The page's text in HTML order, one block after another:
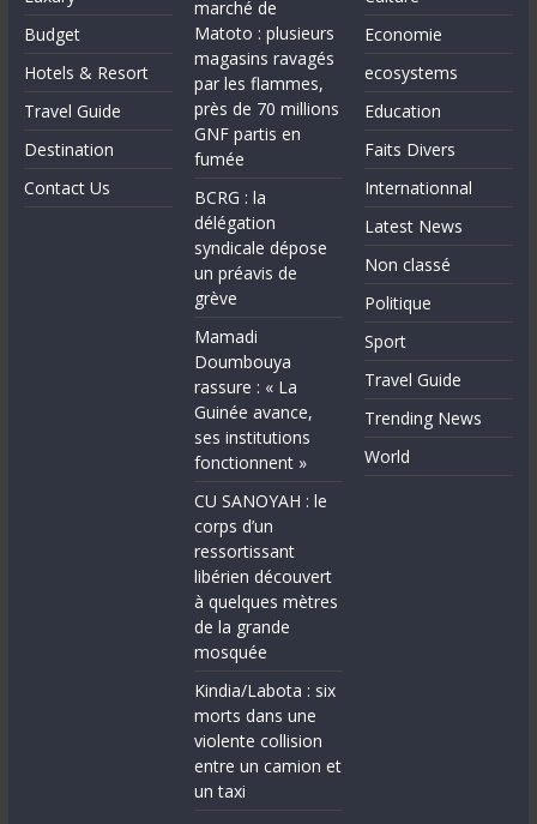
Budget
Hotels & Resort
Travel Guide
Destination
Contact Us
marché de
Matoto : plusieurs
magasins ravagés
par les flammes,
près de 70 millions
GNF partis en
fumée
BCRG : la
délégation
syndicale dépose
un préavis de
grève
Mamadi
Doumbouya
rassure : « La
Guinée avance,
ses institutions
fonctionnent »
CU SANOYAH : le
corps d’un
ressortissant
libérien découvert
à quelques mètres
de la grande
mosquée
Kindia/Labota : six
morts dans une
violente collision
entre un camion et
un taxi
Economie
ecosystems
Education
Faits Divers
Internationnal
Latest News
Non classé
Politique
Sport
Travel Guide
Trending News
World